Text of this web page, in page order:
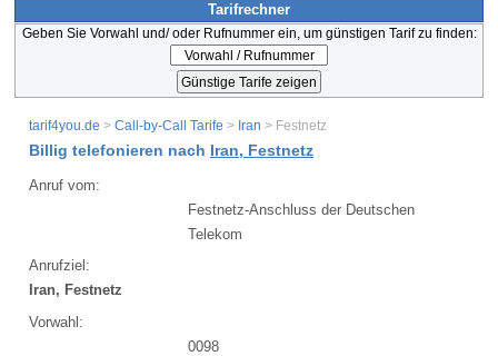
Tarifrechner
Geben Sie Vorwahl und/ oder Rufnummer ein, um günstigen Tarif zu finden:
tarif4you.de > Call-by-Call Tarife > Iran > Festnetz
Billig telefonieren nach Iran, Festnetz
Anruf vom:
Festnetz-Anschluss der Deutschen
Telekom
Anrufziel:
Iran, Festnetz
Vorwahl:
0098